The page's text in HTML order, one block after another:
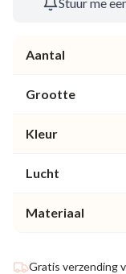
Aantal
Grootte
Kleur
Lucht
Materiaal
Gratis verzending